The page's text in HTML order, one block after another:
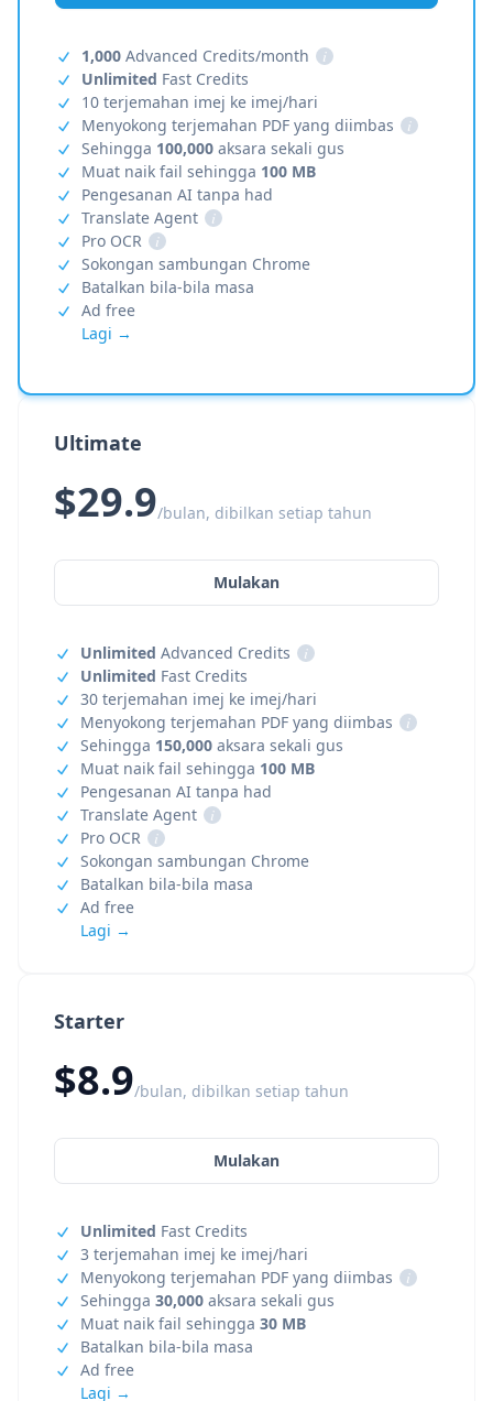
Starter
$8.9/bulan, dibilkan setiap tahun
Mulakan
Unlimited Fast Credits
3 terjemahan imej ke imej/hari
Menyokong terjemahan PDF yang diimbas
i
Sehingga 30,000 aksara sekali gus
Muat naik fail sehingga 30 MB
Batalkan bila-bila masa
Ad free
Lagi →
1,000 Advanced Credits/month
i
Unlimited Fast Credits
10 terjemahan imej ke imej/hari
Menyokong terjemahan PDF yang diimbas
i
Sehingga 100,000 aksara sekali gus
Muat naik fail sehingga 100 MB
Pengesanan AI tanpa had
Translate Agent
i
Pro OCR
i
Sokongan sambungan Chrome
Batalkan bila-bila masa
Ad free
Lagi →
Ultimate
$29.9/bulan, dibilkan setiap tahun
Mulakan
Unlimited Advanced Credits
i
Unlimited Fast Credits
30 terjemahan imej ke imej/hari
Menyokong terjemahan PDF yang diimbas
i
Sehingga 150,000 aksara sekali gus
Muat naik fail sehingga 100 MB
Pengesanan AI tanpa had
Translate Agent
i
Pro OCR
i
Sokongan sambungan Chrome
Batalkan bila-bila masa
Ad free
Lagi →